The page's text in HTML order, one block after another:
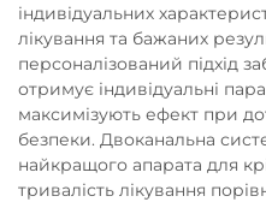
індивідуальних
лікування та бажаних
персоналізований підхід
отримує індивідуальні
максимізують ефект при
безпеки. Двоканальна
найкращого апарата для
тривалість лікування